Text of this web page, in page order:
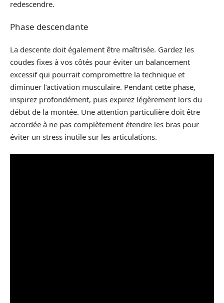
redescendre.
Phase descendante
La descente doit également être maîtrisée. Gardez les
coudes fixes à vos côtés pour éviter un balancement
excessif qui pourrait compromettre la technique et
diminuer l’activation musculaire. Pendant cette phase,
inspirez profondément, puis expirez légèrement lors du
début de la montée. Une attention particulière doit être
accordée à ne pas complètement étendre les bras pour
éviter un stress inutile sur les articulations.